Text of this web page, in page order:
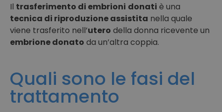
Il trasferimento di embrioni donati è una
tecnica di riproduzione assistita nella quale
viene trasferito nell’utero della donna ricevente un
embrione donato da un’altra coppia.
Quali sono le fasi del
trattamento